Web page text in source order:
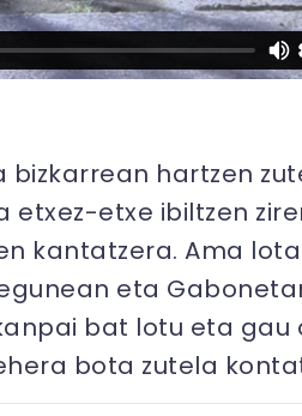
hartzen
etxe ibiltzen
kantatzera. Ama
eta
bat lotu eta gau
bota zutela